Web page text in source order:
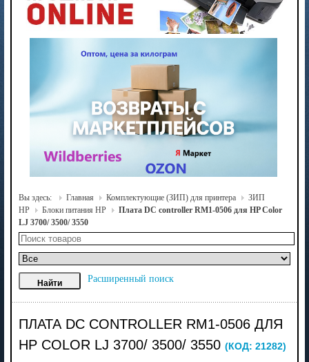
Вы здесь: Главная Комплектующие (ЗИП) для принтера
ЗИП
HP
Блоки питания HP
Плата DC controller RM1-0506 для HP Color
LJ 3700/ 3500/ 3550
Расширенный поиск
ПЛАТА DC CONTROLLER RM1-0506 ДЛЯ
HP COLOR LJ 3700/ 3500/ 3550 (КОД: 21282)